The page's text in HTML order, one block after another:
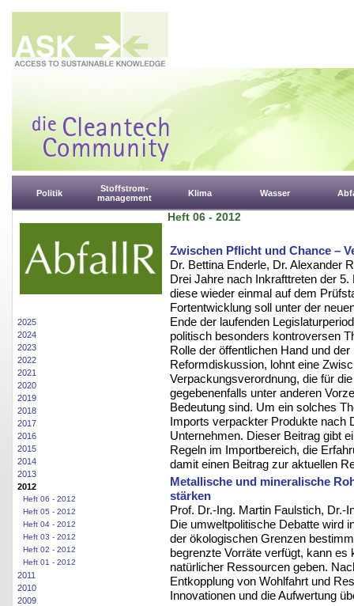
Politik
Stoffstrom-
management
Klima Wasser
2025
2024
2023
2022
2021
2020
2019
2018
2017
2016
2015
2014
2013
2012
Heft 06 - 2012
Heft 05 - 2012
Heft 04 - 2012
Heft 03 - 2012
Heft 02 - 2012
Heft 01 - 2012
2011
2010
2009
Heft 06 - 2012
Zwischen Pflicht und Chance –
Dr. Bettina Enderle, Dr. Alexander
Drei Jahre nach Inkrafttreten der
diese wieder einmal auf dem
Fortentwicklung soll unter der
Ende der laufenden
politisch besonders kontroversen
Rolle der öffentlichen Hand und
Reformdiskussion, lohnt eine
Verpackungsverordnung, die für
gegebenenfalls unter anderen
Bedeutung sind. Um ein solches
Imports verpackter Produkte nach
Unternehmen. Dieser Beitrag gibt
Regeln im Importbereich, die
damit einen Beitrag zur aktuellen
Metallische und mineralische
stärken
Prof. Dr.-Ing. Martin Faulstich, Dr.-
Die umweltpolitische Debatte wird
der ökologischen Grenzen
begrenzte Vorräte verfügt, kann
natürlicher Ressourcen geben.
Entkopplung von Wohlfahrt und
Innovationen und die Aufwertung